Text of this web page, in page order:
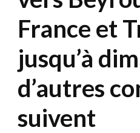
France et
jusqu’à
d’autres
suivent